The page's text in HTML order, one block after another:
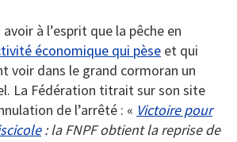
à l’esprit que la pêche en
économique qui pèse et qui
voir dans le grand cormoran un
La Fédération titrait sur son site
de l’arrêté : « Victoire pour
: la FNPF obtient la reprise de